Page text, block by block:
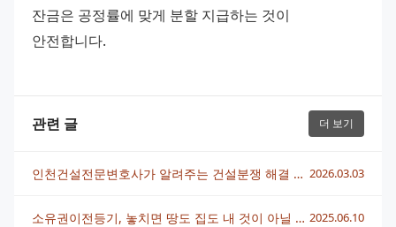
잔금은 공정률에 맞게 분할 지급하는 것이
안전합니다.
관련 글 더 보기
인천건설전문변호사가 알려주는 건설분쟁 해결 전략과 포인트 2026.03.03
소유권이전등기, 놓치면 땅도 집도 내 것이 아닐 수 있습니다 2025.06.10